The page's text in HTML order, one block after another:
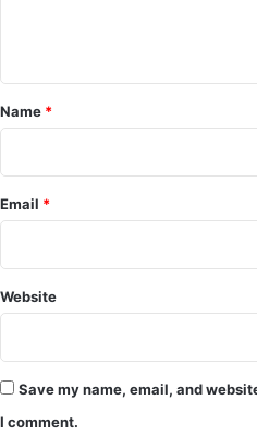
*
Name *
Email *
Website
Save my name, email, and
I comment.